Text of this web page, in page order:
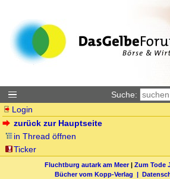
Suche:
Login
zurück zur Hauptseite
in Thread öffnen
Ticker
Fluchtburg autark am Meer| Zum Tode
Bücher vom Kopp-Verlag |